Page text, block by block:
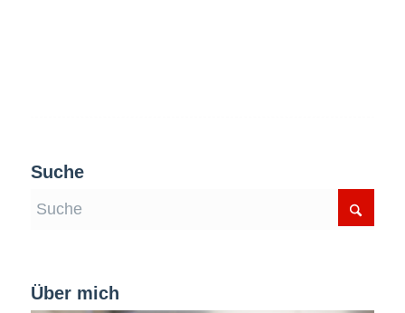
Suche
Über mich